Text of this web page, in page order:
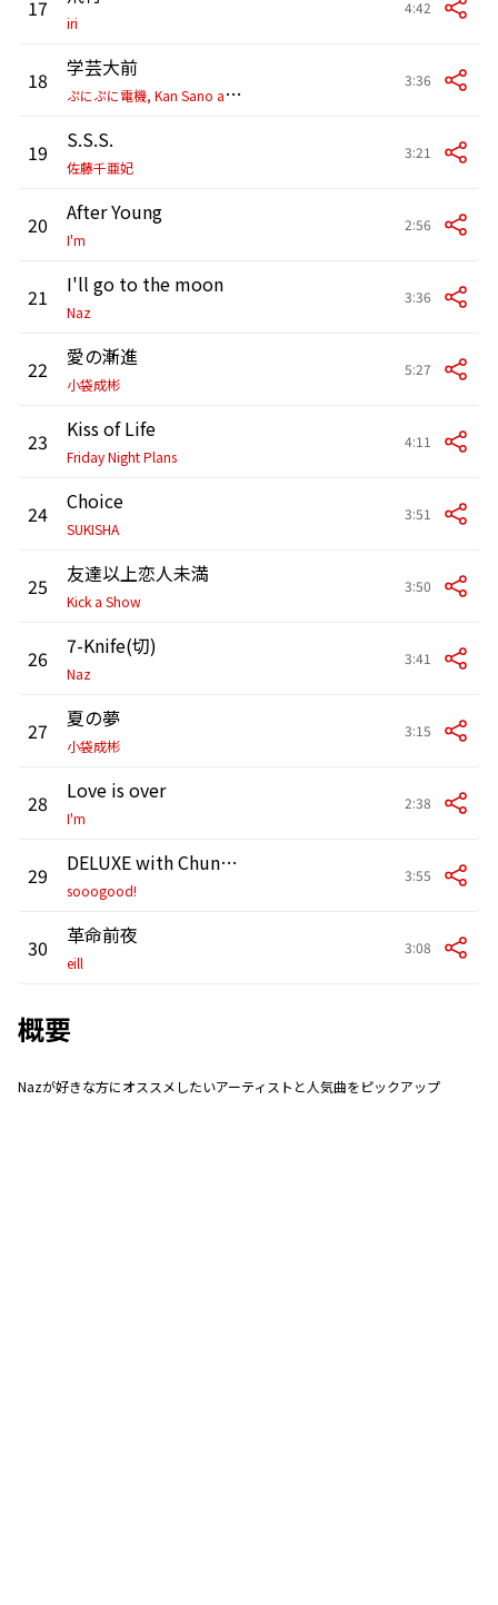
17
iri
4:42
18
学芸大前
ぷ
にぷに電機, Kan Sano and Shin Sakiura
3:36
19 S.S.S.
佐藤千亜妃
3:21
20 After Young
I'm
2:56
21 I'll go to the moon
Naz
3:36
22 愛の漸進
小袋成彬
5:27
23 Kiss of Life
Friday Night Plans
4:11
24 Choice
SUKISHA
3:51
25 友達以上恋人未満
Kick a Show
3:50
26 7-Knife(切)
Naz
3:41
27 夏の夢
小袋成彬
3:15
28 Love is over
I'm
2:38
29 DELUXE with Chunky Cookie Club
sooogood!
3:55
30 革命前夜
eill
3:08
概要
Nazが好きな方にオススメしたいアーティストと人気曲をピックアップ